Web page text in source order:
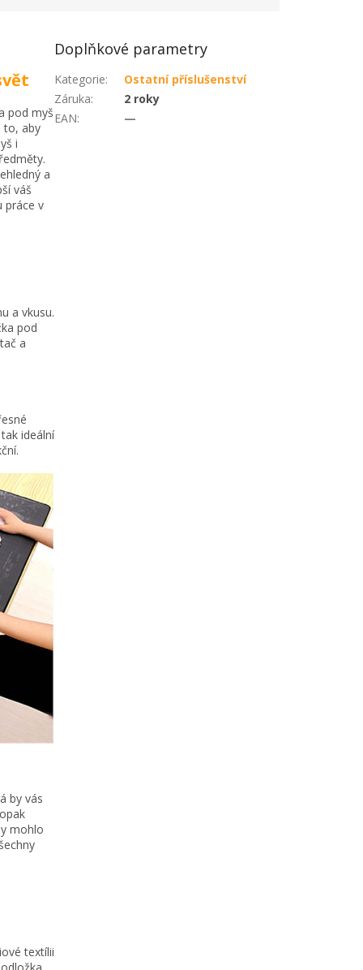
pod myš
to, aby
i
a
váš
práce v
a vkusu.
pod
a
ideální
by vás
mohlo
textílii
Doplňkové parametry
Kategorie:
Ostatní příslušenství
Záruka:
2 roky
EAN: —